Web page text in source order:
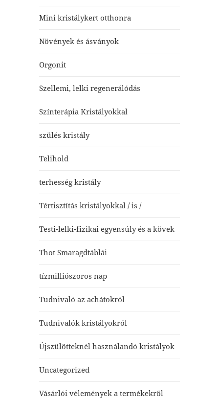
Mini kristálykert otthonra
Növények és ásványok
Orgonit
Szellemi, lelki regenerálódás
Színterápia Kristályokkal
szülés kristály
Telihold
terhesség kristály
Tértisztítás kristályokkal / is /
Testi-lelki-fizikai egyensúly és a kövek
Thot Smaragdtáblái
tízmilliószoros nap
Tudnivaló az achátokról
Tudnivalók kristályokról
Újszülötteknél használandó kristályok
Uncategorized
Vásárlói vélemények a termékekről